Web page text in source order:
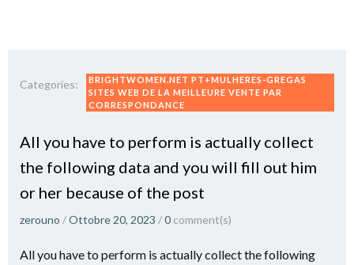
Categories:
BRIGHTWOMEN.NET PT+MULHERES-GREGAS
SITES WEB DE LA MEILLEURE VENTE PAR
CORRESPONDANCE
All you have to perform is actually collect
the following data and you will fill out him
or her because of the post
zerouno /Ottobre 20, 2023 /0 comment(s)
All you have to perform is actually collect the following